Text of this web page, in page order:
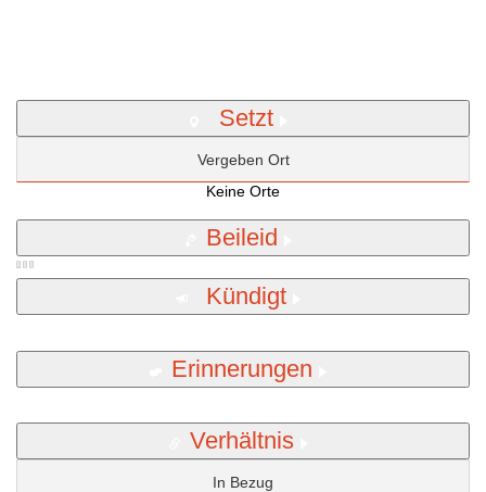
Setzt
Vergeben Ort
Keine Orte
Beileid
Kündigt
Erinnerungen
Verhältnis
In Bezug